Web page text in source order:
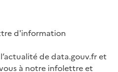
d'information
de data.gouv.fr et
à notre infolettre et